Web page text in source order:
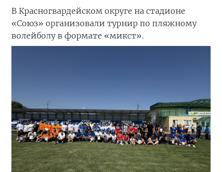
В Красногвардейском округе на стадионе
«Союз» организовали турнир по пляжному
волейболу в формате «микст».